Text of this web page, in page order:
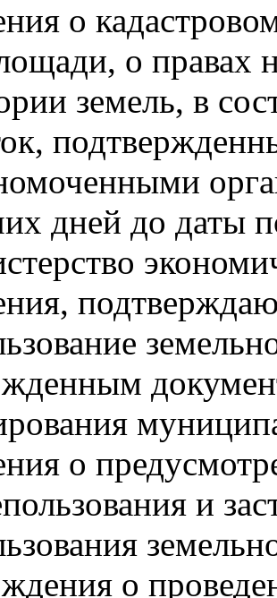
о
о правах
земель, в
дней до даты
о
и
о